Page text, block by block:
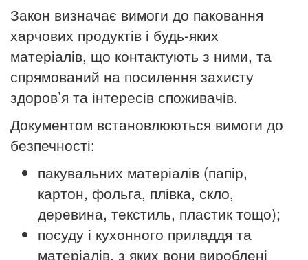
Закон визначає вимоги до паковання
харчових продуктів і будь-яких
матеріалів, що контактують з ними, та
спрямований на посилення захисту
здоров’я та інтересів споживачів.
Документом встановлюються вимоги до
безпечності:
пакувальних матеріалів (папір,
картон, фольга, плівка, скло,
деревина, текстиль, пластик тощо);
посуду і кухонного приладдя та
матеріалів, з яких вони вироблені